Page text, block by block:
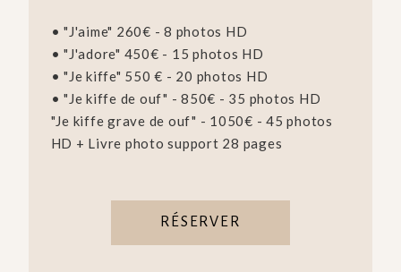
• "J'aime" 260€ - 8 photos HD
• "J'adore" 450€ - 15 photos HD
• "Je kiffe" 550 € - 20 photos HD
• "Je kiffe de ouf" - 850€ - 35 photos HD
"Je kiffe grave de ouf" - 1050€ - 45 photos
HD + Livre photo support 28 pages
RÉSERVER